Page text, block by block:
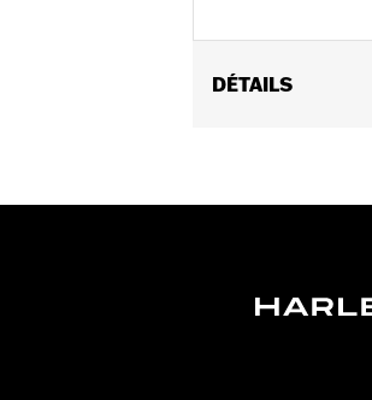
DÉTAILS
WARRANTY: